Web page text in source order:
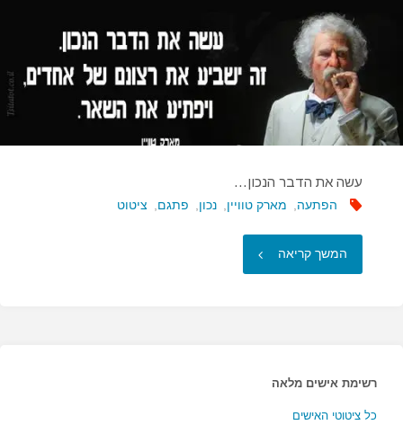
עשה את הדבר הנכון…
הפתעה, מארק טוויין, נכון, פתגם, ציטוט
המשך קריאה "עשה
רשימת אישים מלאה
כל ציטוטי האישים